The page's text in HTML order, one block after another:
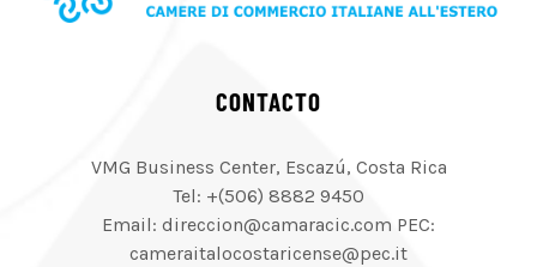
CONTACTO
VMG Business Center, Escazú, Costa Rica
Tel: +(506) 8882 9450
Email: direccion@camaracic.com PEC:
cameraitalocostaricense@pec.it